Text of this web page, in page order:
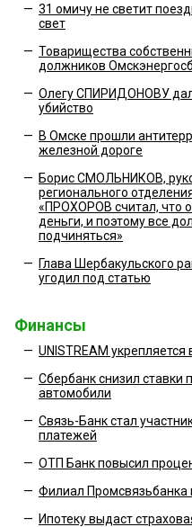
— 31 омичу не светит
свет
— Товарищества
должников
— Олегу СПИРИДОНОВУ
убийство
— В Омске прошли
железной дороге
— Борис СМОЛЬНИКОВ,
регионального
«ПРОХОРОВ считал, что
деньги, и поэтому все
подчиняться»
— Глава Шербакульского
угодил под статью
Финансы
— UNISTREAM укрепляется
— Сбербанк снизил ставки
автомобили
— Связь-Банк стал
платежей
— ОТП Банк повысил
— Филиал Промсвязьбанка
— Ипотеку выдаст